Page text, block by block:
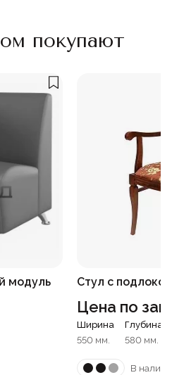
покупают
модуль
Стул с
Цена по
Ширина
550 мм.
Глубина
580 мм.
В